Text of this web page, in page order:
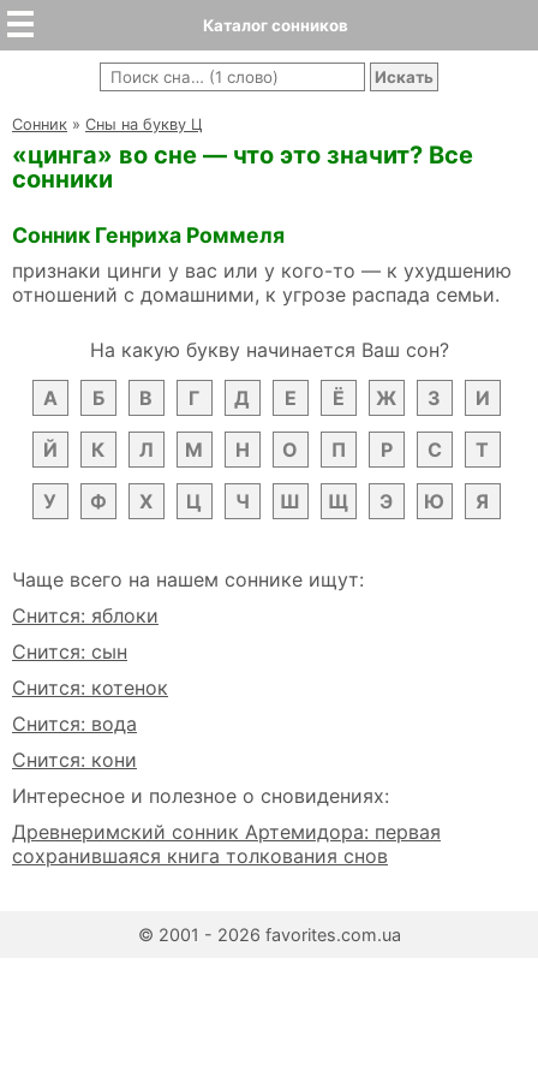
Каталог сонников
Cонник » Сны на букву Ц
«цинга» во сне — что это значит? Все
сонники
Сонник Генриха Роммеля
признаки цинги у вас или у кого-то — к ухудшению
отношений с домашними, к угрозе распада семьи.
На какую букву начинается Ваш сон?
А
Б В Г Д Е Ё Ж З И
Й К Л М Н О П Р С Т
У Ф Х Ц Ч Ш Щ Э Ю Я
Чаще всего на нашем соннике ищут:
Снится: яблоки
Снится: сын
Снится: котенок
Снится: вода
Снится: кони
Интересное и полезное о сновидениях:
Древнеримский сонник Артемидора: первая
сохранившаяся книга толкования снов
© 2001 - 2026 favorites.com.ua